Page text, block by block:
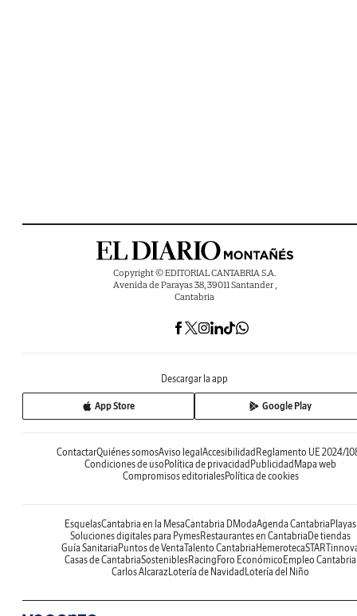
Copyright © EDITORIAL CANTABRIA S.A.
Avenida de Parayas 38, 39011 Santander ,
Cantabria
Descargar la app
App Store Google Play
ContactarQuiénes somosAviso legal Accesibilidad Reglamento UE 2024/
Condiciones de uso Política de privacidad Publicidad Mapa web
Compromisos editorialesPolítica de cookies
EsquelasCantabria en la MesaCantabria DModaAgenda Cantabria Playas
Soluciones digitales para PymesRestaurantes en Cantabria De tiendas
Guía Sanitaria Puntos de VentaTalento Cantabria Hemeroteca
Casas de CantabriaSosteniblesRacing Foro Económico Empleo Cantabria
Carlos Alcaraz Lotería de Navidad Lotería del Niño